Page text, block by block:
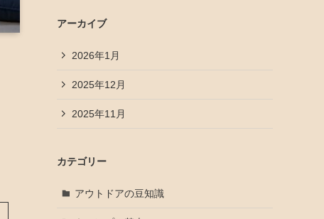
アーカイブ
2026年1月
2025年12月
2025年11月
カテゴリー
アウトドアの豆知識